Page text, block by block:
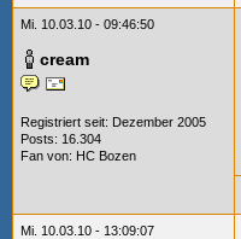
Mi. 10.03.10 - 09:46:50
cream
Registriert seit: Dezember 2005
Posts: 16.304
Fan von: HC Bozen
Mi. 10.03.10 - 13:09:07